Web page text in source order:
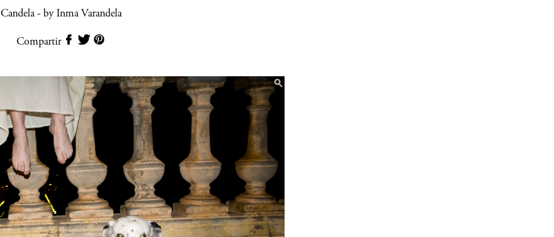
Candela - by Inma Varandela
Compartir